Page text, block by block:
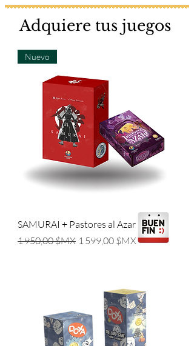
Adquiere tus juegos
Nuevo
SAMURAI + Pastores al Azar
Prix original
1 950,00 $MX Prix promotionnel
1 599,00 $MX